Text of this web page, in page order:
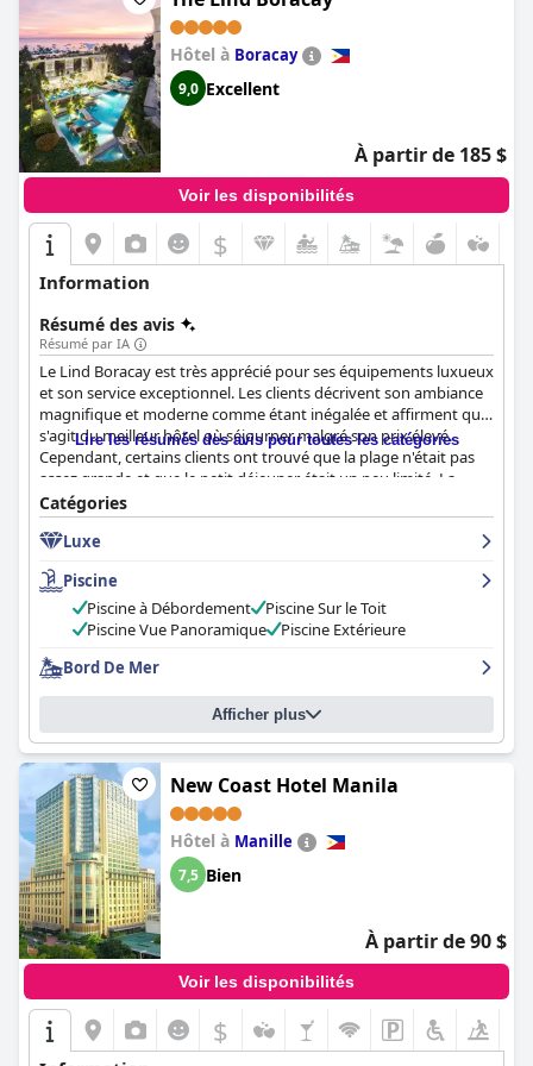
Hôtel à Boracay
9,0 Excellent
À partir de 185 $
Voir les disponibilités
$
Information
Résumé des avis
Résumé par IA
Le Lind Boracay est très apprécié pour ses équipements luxueux
et son service exceptionnel. Les clients décrivent son ambiance
magnifique et moderne comme étant inégalée et affirment qu'il
s'agit du meilleur hôtel où séjourner malgré son prix élevé.
Cependant, certains clients ont trouvé que la plage n'était pas
assez grande et que le petit déjeuner était un peu limité. La
connexion Internet était lente, mais la nourriture était exquise.
Bien que certains clients aient trouvé que certains services
étaient trop chers, la qualité générale de l'offre de
Boracay
bénéficier d'une formation supplémentaire,
reste un choix de premier ordre pour ceux qui recherchent une
expérience haut de gamme.
Lire les résumés des avis pour toutes les catégories
Catégories
Luxe
Piscine
Piscine à Débordement
Piscine Sur le Toit
Piscine Vue Panoramique
Piscine Extérieure
Bord De Mer
Afficher plus
New Coast Hotel Manila
Hôtel à Manille
7,5 Bien
À partir de 90 $
Voir les disponibilités
$